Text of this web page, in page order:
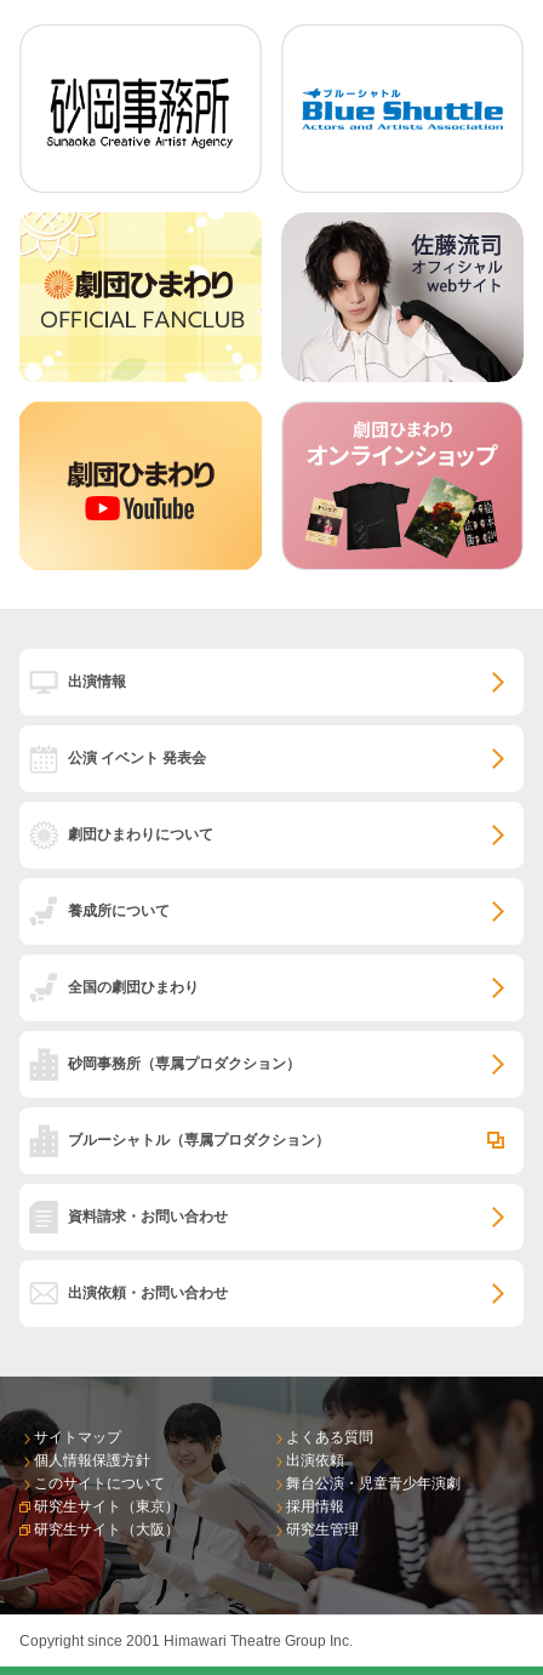
出演情報
公演 イベント 発表会
劇団ひまわりについて
養成所について
全国の劇団ひまわり
砂岡事務所 （専属プロダクション）
ブルーシャトル（専属プロダクション）
資料請求・お問い合わせ
出演依頼・お問い合わせ
サイトマップ
個人情報保護方針
このサイトについて
研究生サイト（東京）
研究生サイト（大阪）
よくある質問
出演依頼
舞台公演・児童青少年演劇
採用情報
研究生管理
Copyright since 2001 Himawari Theatre Group Inc.